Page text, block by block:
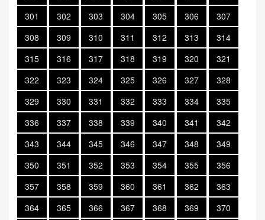
301
302 303 304 305 306
307
308
309 310 311 312 313
314
315
316 317 318 319 320
321
322
323 324 325 326 327
328
329
330 331 332 333 334
335
336
337 338 339 340 341
342
343
344 345 346 347 348
349
350
351 352 353 354 355
356
357
358 359 360 361 362
363
364
365 366 367 368 369 370